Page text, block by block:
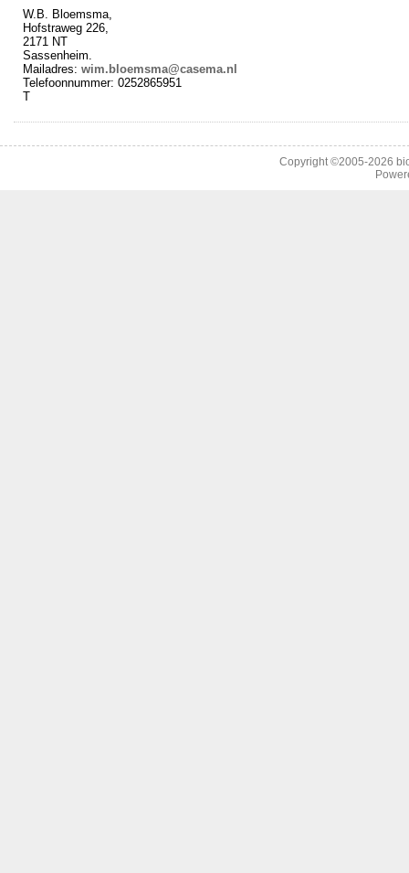
W.B. Bloemsma,
Hofstraweg 226,
2171 NT
Sassenheim.
Mailadres: wim.bloemsma@casema.nl
Telefoonnummer: 0252865951
T
Copyright ©2005-2026